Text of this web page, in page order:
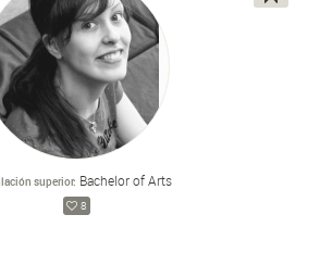
superior Bachelor of Arts
8